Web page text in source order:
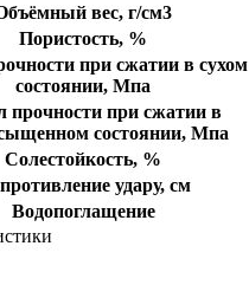
вес, г/см3
Пористость, %
при сжатии в сухом
состоянии, Мпа
прочности при сжатии в
состоянии, Мпа
Солестойкость, %
удару, см
Водопоглащение